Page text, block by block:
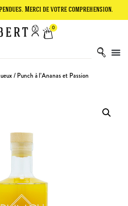
de votre compréhension. Le site
0
/ Punch à l’Ananas et Passion